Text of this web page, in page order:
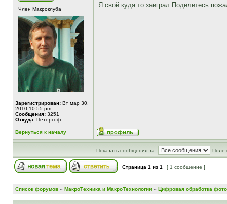
Член Макроклуба
Зарегистрирован: Вт мар 30,
2010 10:55 pm
Сообщения: 3251
Откуда: Петергоф
Я свой куда то заиграл.Поделитесь
Вернуться к началу
Показать сообщения за: Поле
Страница 1 из 1 [ 1 сообщение ]
Список форумов » МакроТехника и МакроТехнологии » Цифровая обработка